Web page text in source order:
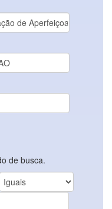
de busca.